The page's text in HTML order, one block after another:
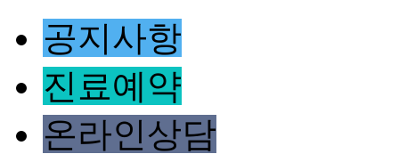
공지사항
진료예약
온라인상담